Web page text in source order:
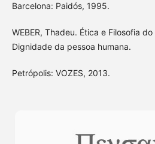
Barcelona: Paidós, 1995.
WEBER, Thadeu. Ética e Filosofia
Dignidade da pessoa humana.
Petrópolis: VOZES, 2013.